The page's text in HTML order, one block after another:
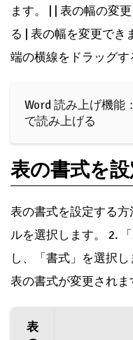
ます。 | | 表の幅の変
る | 表の幅を変更でき
端の横線をドラッグ
Word 読み上げ機能
で読み上げる
表の書式を
表の書式を設定する
ルを選択します。 2.
し、「書式」を選択
表の書式が変更されま
表